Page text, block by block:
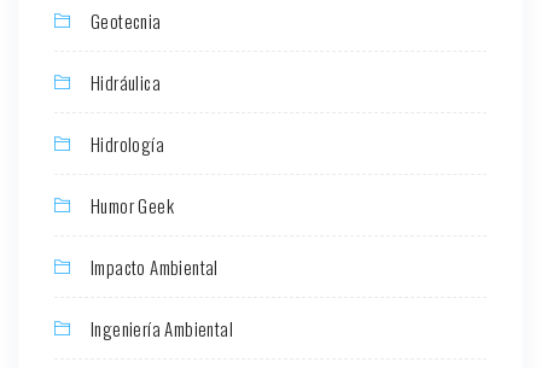
Geotecnia
Hidráulica
Hidrología
Humor Geek
Impacto Ambiental
Ingeniería Ambiental